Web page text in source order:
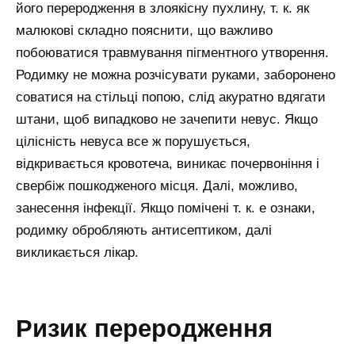
його переродження в злоякісну пухлину, т. к. як
малюкові складно пояснити, що важливо
побоюватися травмування пігментного утворення.
Родимку не можна розчісувати руками, заборонено
соватися на стільці попою, слід акуратно вдягати
штани, щоб випадково не зачепити невус. Якщо
цілісність невуса все ж порушується,
відкривається кровотеча, виникає почервоніння і
свербіж пошкодженого місця. Далі, можливо,
занесення інфекції. Якщо помічені т. к. е ознаки,
родимку обробляють антисептиком, далі
викликається лікар.
ризик переродження